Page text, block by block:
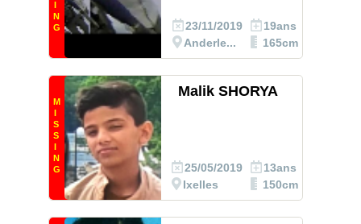
N
G
23/11/2019
Anderle...
19ans
165cm
M
S
S
N
G
Malik SHORYA
25/05/2019
Ixelles
13ans
150cm